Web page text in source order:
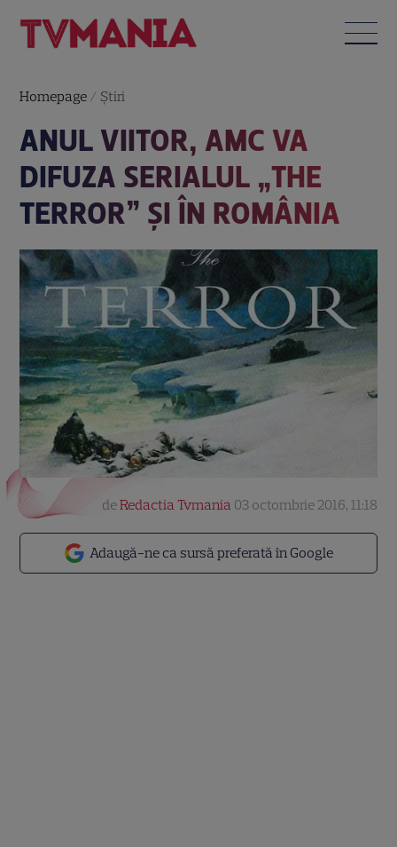
Homepage / Știri
ANUL VIITOR, AMC VA
DIFUZA SERIALUL „THE
TERROR” ŞI ÎN ROMÂNIA
Adaugă-ne ca sursă preferată în Google
deRedactia Tvmania 03 octombrie 2016, 11:18